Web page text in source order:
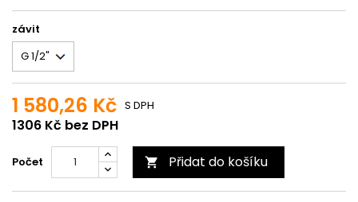
závit
1 580,26 Kč
1306 Kč bez DPH
S DPH
Počet  Přidat do košíku